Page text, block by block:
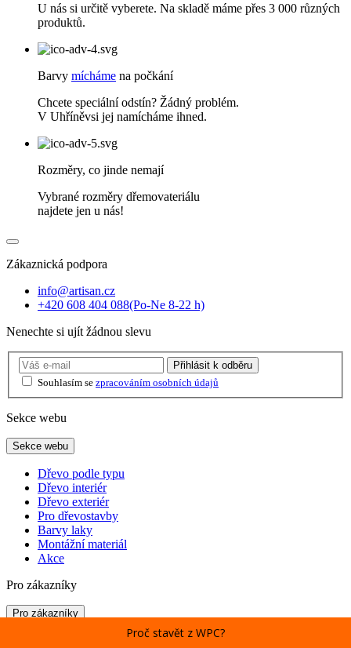
U nás si určitě vyberete. Na skladě máme přes 3 000 různých
produktů.
Barvy mícháme na počkání
Chcete speciální odstín? Žádný problém.
V Uhříněvsi jej namícháme ihned.
Rozměry, co jinde nemají
Vybrané rozměry dřemovateriálu
najdete jen u nás!
Zákaznická podpora
info@artisan.cz
+420 608 404 088(Po-Ne 8-22 h)
Nenechte si ujít žádnou slevu
Přihlásit k odběru
Souhlasím se zpracováním osobních údajů
Sekce webu
Sekce webu
Dřevo podle typu
Dřevo interiér
Dřevo exteriér
Pro dřevostavby
Barvy laky
Montážní materiál
Akce
Pro zákazníky
Pro zákazníky
Proč stavět z WPC?